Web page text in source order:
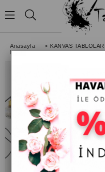
Anasayfa > KANVAS TABLOLAR
Modern Marilyn Monroe Kanvas